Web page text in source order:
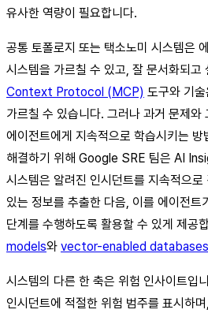
유사한 역량이 필요합니다.
공통 토폴로지 또는 택소노미 시스템은
시스템을 가르칠 수 있고, 잘 문서화되고
Context Protocol (MCP) 도구와 기
가르칠 수 있습니다. 그러나 과거 문제와
에이전트에게 지속적으로 학습시키는
해결하기 위해 Google SRE 팀은 AI
시스템은 알려진 인시던트를 지속적으로
있는 정보를 추출한 다음, 이를 에이전트
단계를 수행하도록 활용할 수 있게 제공
models와 vector-enabled databases
시스템의 다른 한 축은 위험 인사이트입
인시던트에 적절한 위험 범주를 표시하